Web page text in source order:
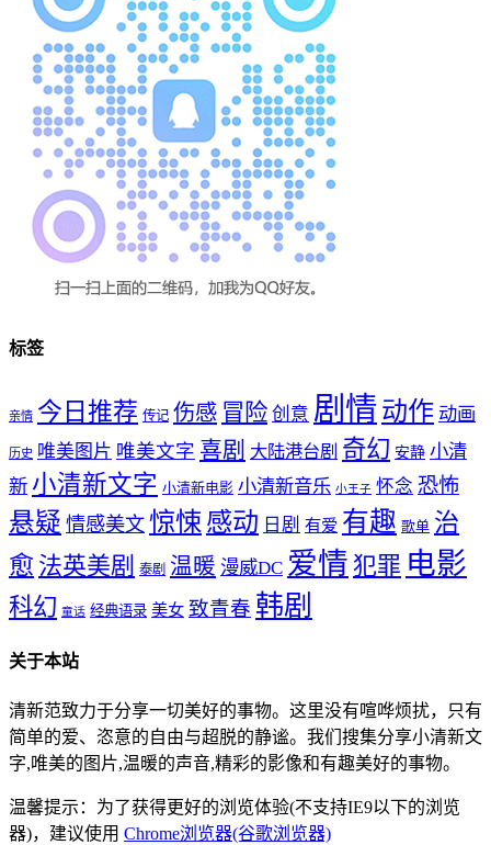
标签
亲情 今日推荐 传记 伤感 冒险 创意 剧情 动作 动画
历史 唯美图片 唯美文字 喜剧 大陆港台剧 奇幻 安静 小清
新 小清新文字 小清新电影 小清新音乐 小王子 怀念 恐怖
悬疑 情感美文 惊悚 感动 日剧 有爱 有趣 歌单 治
愈 法英美剧 泰剧 温暖 漫威DC 爱情 犯罪 电影
科幻 童话 经典语录 美女 致青春 韩剧
关于本站
清新范致力于分享一切美好的事物。这里没有喧哗烦扰，只有
简单的爱、恣意的自由与超脱的静谧。我们搜集分享小清新文
字,唯美的图片,温暖的声音,精彩的影像和有趣美好的事物。
温馨提示：为了获得更好的浏览体验(不支持IE9以下的浏览
器)，建议使用 Chrome浏览器(谷歌浏览器)